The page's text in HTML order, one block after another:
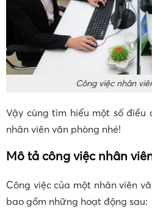
Công việc nhân
Vậy cùng tìm hiểu một số điều
nhân viên văn phòng nhé!
Mô tả công việc nhân
Công việc của một nhân viên
bao gồm những hoạt động sau: